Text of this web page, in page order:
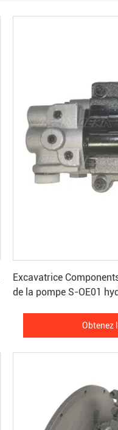
Excavatrice
de la pompe S-OE01
Obtenez